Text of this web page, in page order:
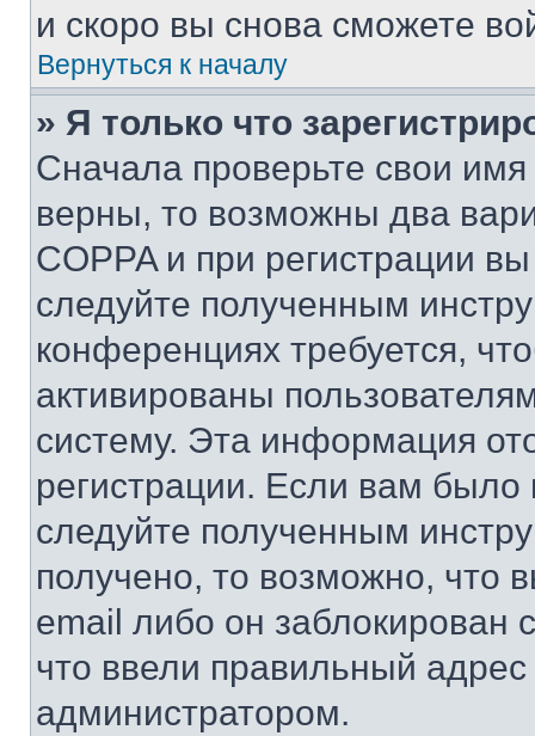
и скоро вы снова сможете
Вернуться к началу
» Я только что
Сначала проверьте свои
верны, то возможны два
COPPA и при регистрации
следуйте полученным
конференциях требуется,
активированы
систему. Эта информация
регистрации. Если вам
следуйте полученным
получено, то возможно, что
email либо он
что ввели правильный адрес
администратором.